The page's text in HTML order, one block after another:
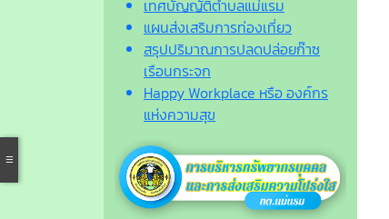
เทศบัญญัติตำบลแม่แรม
แผนส่งเสริมการท่องเที่ยว
สรุปปริมาณการปลดปล่อยก๊าซ
เรือนกระจก
Happy Workplace หรือ องค์กร
แห่งความสุข